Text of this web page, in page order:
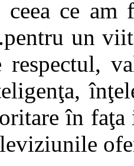
ceea ce am
un
în